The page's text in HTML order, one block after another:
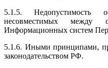
5.1.5. Недопустимость
несовместимых
Информационных систем
5.1.6. Иными принципами,
законодательством РФ.